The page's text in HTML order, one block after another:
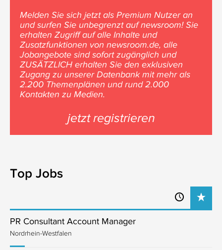
Melden Sie sich jetzt als Premium Nutzer an
und surfen Sie unbegrenzt auf newsroom! Sie
erhalten Zugriff auf alle Inhalte und
Zusatzfunktionen von newsroom.de, alle
Jobangebote sind sofort zugänglich und
ZUSÄTZLICH erhalten Sie den exklusiven
Zugang zu unserer Datenbank mit mehr als
2.200 Themenplänen und rund 2.000
Kontakten zu Medien.
jetzt registrieren
Top Jobs
PR Consultant Account Manager
Nordrhein-Westfalen